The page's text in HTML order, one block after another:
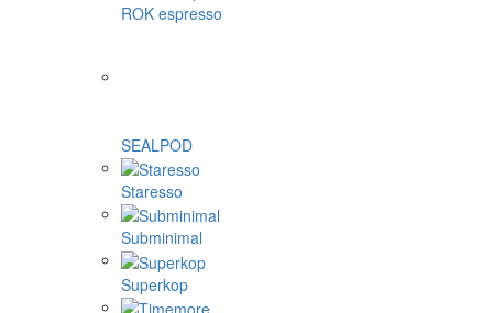
ROK espresso
SEALPOD
Staresso
Subminimal
Superkop